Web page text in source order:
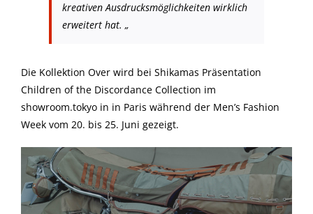
kreativen Ausdrucksmöglichkeiten wirklich
erweitert hat. „
Die Kollektion Over wird bei Shikamas Präsentation
Children of the Discordance Collection im
showroom.tokyo in in Paris während der Men’s Fashion
Week vom 20. bis 25. Juni gezeigt.